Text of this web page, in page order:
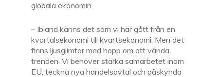
globala ekonomin.
– Ibland känns det som vi har gått från en
kvartalsekonomi till kvartsekonomi. Men det
finns ljusglimtar med hopp om att vända
trenden. Vi behöver stärka samarbetet inom
EU, teckna nya handelsavtal och påskynda